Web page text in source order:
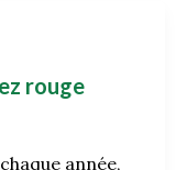
rouge
année,